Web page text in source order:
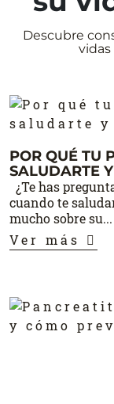
Descubre
POR QUÉ TU
SALUDARTE
¿Te has
cuando te
mucho sobre su...
Ver más